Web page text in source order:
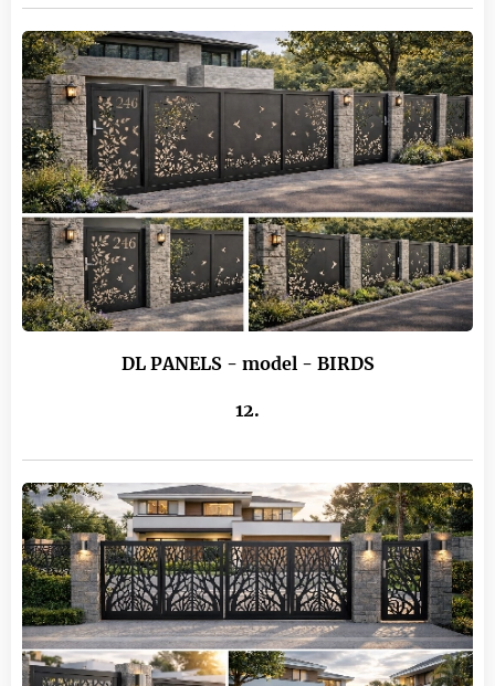
DL PANELS - model - BIRDS
12.